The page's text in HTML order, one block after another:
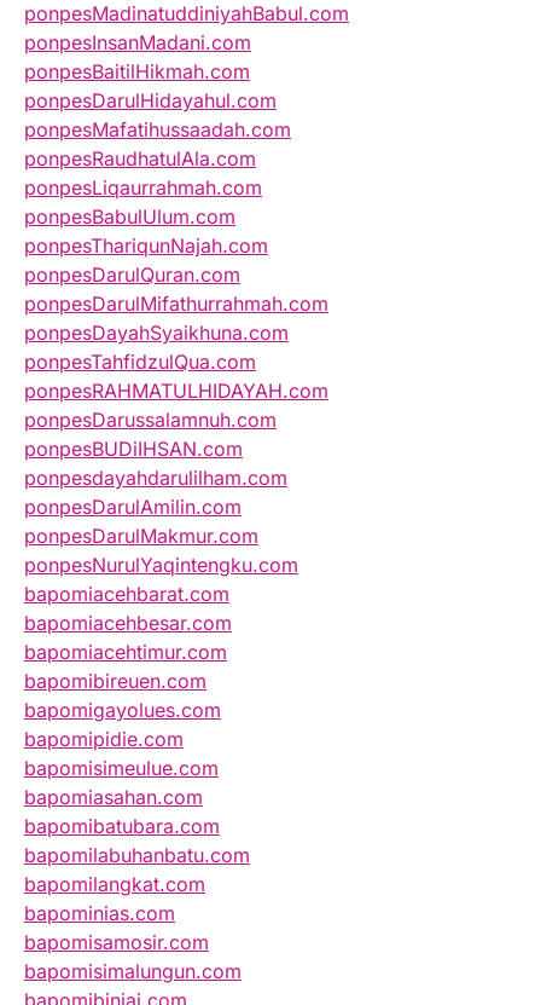
ponpesMadinatuddiniyahBabul.com
ponpesInsanMadani.com
ponpesBaitilHikmah.com
ponpesDarulHidayahul.com
ponpesMafatihussaadah.com
ponpesRaudhatulAla.com
ponpesLiqaurrahmah.com
ponpesBabulUlum.com
ponpesThariqunNajah.com
ponpesDarulQuran.com
ponpesDarulMifathurrahmah.com
ponpesDayahSyaikhuna.com
ponpesTahfidzulQua.com
ponpesRAHMATULHIDAYAH.com
ponpesDarussalamnuh.com
ponpesBUDiIHSAN.com
ponpesdayahdarulilham.com
ponpesDarulAmilin.com
ponpesDarulMakmur.com
ponpesNurulYaqintengku.com
bapomiacehbarat.com
bapomiacehbesar.com
bapomiacehtimur.com
bapomibireuen.com
bapomigayolues.com
bapomipidie.com
bapomisimeulue.com
bapomiasahan.com
bapomibatubara.com
bapomilabuhanbatu.com
bapomilangkat.com
bapominias.com
bapomisamosir.com
bapomisimalungun.com